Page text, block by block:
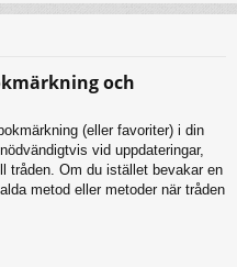
och
(eller favoriter) i din
vid uppdateringar,
tråden. Om du istället bevakar en
metod eller metoder när tråden